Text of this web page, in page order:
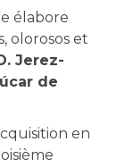
élabore
olorosos et
Jerez-
de
en